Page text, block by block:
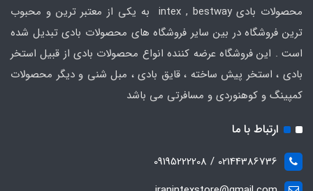
محصولات بادی intex , bestway به یکی از معتبر ترین و محبوب
ترین فروشگاه در بین سایر فروشگاه های محصولات بادی تبدیل شده
است . این فروشگاه عرضه کننده انواع محصولات بادی از قبیل استخر
بادی ، استخر پیش ساخته ، قایق بادی ، مبل شنی و دیگر محصولات
کمپینگ و کوهنوردی و مسافرتی می باشد
ارتباط با ما
02144386736 / 09195222208